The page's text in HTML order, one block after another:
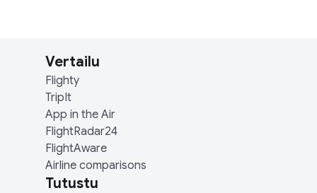
Vertailu
Flighty
TripIt
App in the Air
FlightRadar24
FlightAware
Airline comparisons
Tutustu